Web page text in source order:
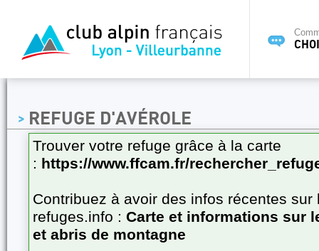
REFUGE D'AVÉROLE
Trouver votre refuge grâce à la carte
: https://www.ffcam.fr/
Contribuez à avoir des infos récentes sur
refuges.info : Carte et informations sur
et abris de montagne